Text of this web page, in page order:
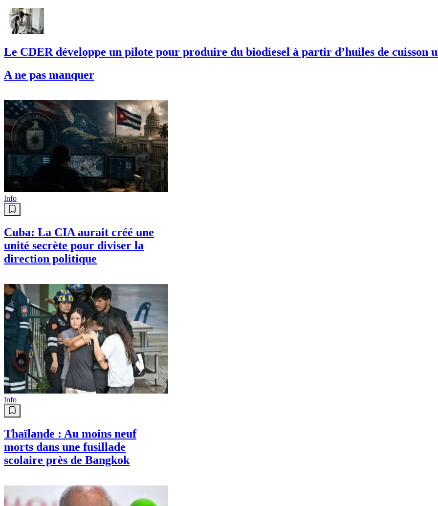
Le CDER développe un pilote pour produire du biodiesel à partir d’huiles de cuisson
A ne pas manquer
Info
Cuba: La CIA aurait créé une
unité secrète pour diviser la
direction politique
Info
Thaïlande : Au moins neuf
morts dans une fusillade
scolaire près de Bangkok